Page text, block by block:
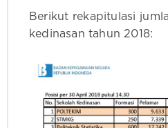
Berikut rekapitulasi
kedinasan tahun 2018: